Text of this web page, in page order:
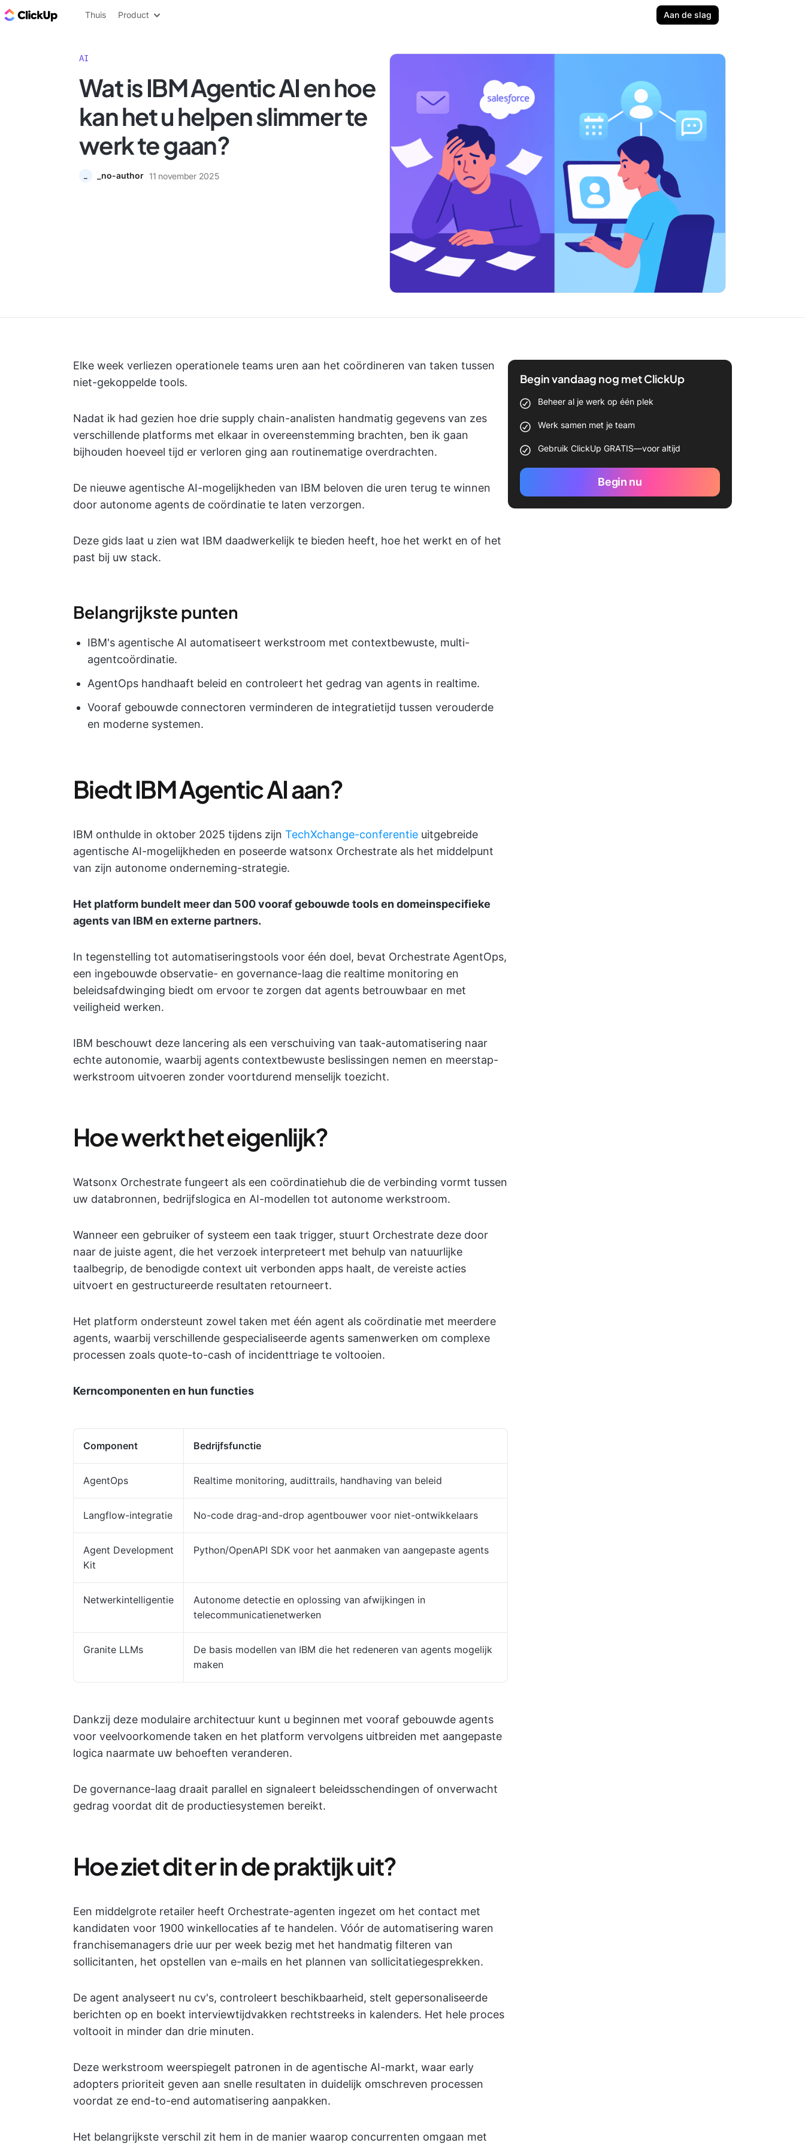
ClickUp Blog
Thuis Product Aan de slag
AI
Wat is IBM Agentic AI en hoe
kan het u helpen slimmer te
werk te gaan?
_no-author 11 november 2025
Elke week verliezen operationele teams uren aan het coördineren van taken tussen
niet-gekoppelde tools.
Nadat ik had gezien hoe drie supply chain-analisten handmatig gegevens van zes
verschillende platforms met elkaar in overeenstemming brachten, ben ik gaan
bijhouden hoeveel tijd er verloren ging aan routinematige overdrachten.
De nieuwe agentische AI-mogelijkheden van IBM beloven die uren terug te winnen
door autonome agents de coördinatie te laten verzorgen.
Deze gids laat u zien wat IBM daadwerkelijk te bieden heeft, hoe het werkt en of het
past bij uw stack.
Belangrijkste punten
IBM's agentische AI automatiseert werkstroom met contextbewuste, multi-
agentcoördinatie.
AgentOps handhaaft beleid en controleert het gedrag van agents in realtime.
Vooraf gebouwde connectoren verminderen de integratietijd tussen verouderde
en moderne systemen.
Biedt IBM Agentic AI aan?
IBM onthulde in oktober 2025 tijdens zijn TechXchange-conferentie uitgebreide
agentische AI-mogelijkheden en poseerde watsonx Orchestrate als het middelpunt
van zijn autonome onderneming-strategie.
Het platform bundelt meer dan 500 vooraf gebouwde tools en domeinspecifieke
agents van IBM en externe partners.
In tegenstelling tot automatiseringstools voor één doel, bevat Orchestrate AgentOps,
een ingebouwde observatie- en governance-laag die realtime monitoring en
beleidsafdwinging biedt om ervoor te zorgen dat agents betrouwbaar en met
veiligheid werken.
IBM beschouwt deze lancering als een verschuiving van taak-automatisering naar
echte autonomie, waarbij agents contextbewuste beslissingen nemen en meerstap-
werkstroom uitvoeren zonder voortdurend menselijk toezicht.
Hoe werkt het eigenlijk?
Watsonx Orchestrate fungeert als een coördinatiehub die de verbinding vormt tussen
uw databronnen, bedrijfslogica en AI-modellen tot autonome werkstroom.
Wanneer een gebruiker of systeem een taak trigger, stuurt Orchestrate deze door
naar de juiste agent, die het verzoek interpreteert met behulp van natuurlijke
taalbegrip, de benodigde context uit verbonden apps haalt, de vereiste acties
uitvoert en gestructureerde resultaten retourneert.
Het platform ondersteunt zowel taken met één agent als coördinatie met meerdere
agents, waarbij verschillende gespecialiseerde agents samenwerken om complexe
processen zoals quote-to-cash of incidenttriage te voltooien.
Kerncomponenten en hun functies
Component Bedrijfsfunctie
AgentOps Realtime monitoring, audittrails, handhaving van beleid
Langflow-integratie No-code drag-and-drop agentbouwer voor niet-ontwikkelaars
Agent Development
Kit
Python/OpenAPI SDK voor het aanmaken van aangepaste agents
Netwerkintelligentie
Autonome detectie en oplossing van afwijkingen in
telecommunicatienetwerken
Granite LLMs
De basis modellen van IBM die het redeneren van agents mogelijk
maken
Dankzij deze modulaire architectuur kunt u beginnen met vooraf gebouwde agents
voor veelvoorkomende taken en het platform vervolgens uitbreiden met aangepaste
logica naarmate uw behoeften veranderen.
De governance-laag draait parallel en signaleert beleidsschendingen of onverwacht
gedrag voordat dit de productiesystemen bereikt.
Hoe ziet dit er in de praktijk uit?
Een middelgrote retailer heeft Orchestrate-agenten ingezet om het contact met
kandidaten voor 1900 winkellocaties af te handelen. Vóór de automatisering waren
franchisemanagers drie uur per week bezig met het handmatig filteren van
sollicitanten, het opstellen van e-mails en het plannen van sollicitatiegesprekken.
De agent analyseert nu cv's, controleert beschikbaarheid, stelt gepersonaliseerde
berichten op en boekt interviewtijdvakken rechtstreeks in kalenders. Het hele proces
voltooit in minder dan drie minuten.
Deze werkstroom weerspiegelt patronen in de agentische AI-markt, waar early
adopters prioriteit geven aan snelle resultaten in duidelijk omschreven processen
voordat ze end-to-end automatisering aanpakken.
Het belangrijkste verschil zit hem in de manier waarop concurrenten omgaan met
Begin vandaag nog met ClickUp
Beheer al je werk op één plek
Werk samen met je team
Gebruik ClickUp GRATIS—voor altijd
Begin nu